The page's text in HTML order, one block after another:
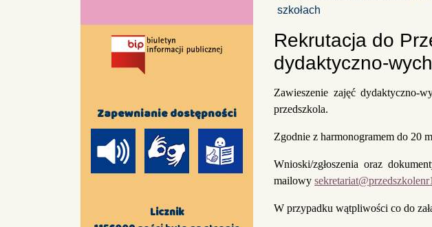
szkołach
Rekrutacja do
dydaktyczno-
Zawieszenie zajęć dydaktyczno-
przedszkola.
Zgodnie z harmonogramem do 20
Wnioski/zgłoszenia oraz
mailowy
W przypadku wątpliwości co do
Zapewnianie dostępności
Licznik